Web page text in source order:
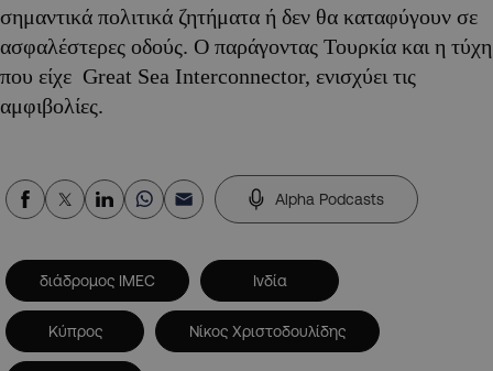
σημαντικά πολιτικά ζητήματα ή δεν θα καταφύγουν σε
ασφαλέστερες οδούς. Ο παράγοντας Τουρκία και η τύχη
που είχε Great Sea Interconnector, ενισχύει τις
αμφιβολίες.
Alpha Podcasts
διάδρομος IMEC Ινδία
Κύπρος Νίκος Χριστοδουλίδης